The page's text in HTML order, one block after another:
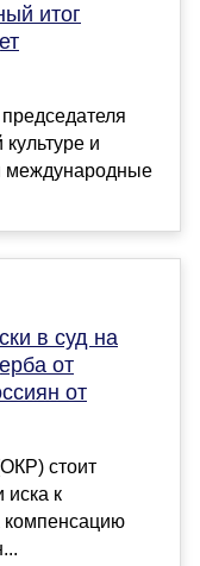
итог
и
международные
в суд на
от
от
стоит
иска к